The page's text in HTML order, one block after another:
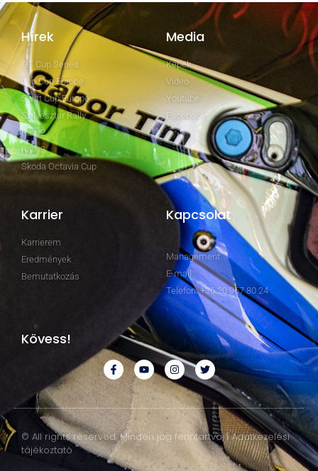
Hírek
GT Cup Series
Clio Cup Europe
Swift Cup Europe
Szilveszter Rally
Rally2
Rally3
Skoda Octavia Cup
Media
Képek
Video
Youtube
Facebook
Karrier
Karrierem
Eredmények
Bemutatkozás
Kapcsolat
Management
E-mail
Telefon: +36 20 967 80 24
Kövess!
© All rights reserved. Minden jog fenntartva. | Adatkezelési
tájékoztató